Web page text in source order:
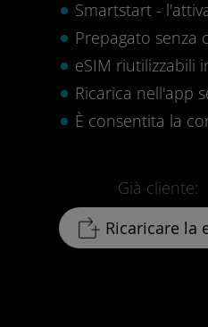
Smartstart -
Prepagato senza
eSIM riutilizzabili
Ricarica nell'app
È consentita la
Già cliente:
Ricaricare la